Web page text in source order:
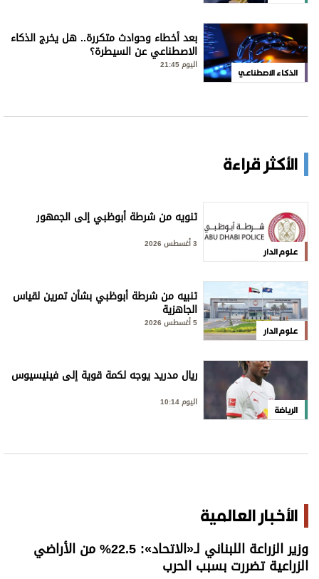
الذكاء الاصطناعي
بعد أخطاء وحوادث متكررة.. هل يخرج الذكاء
الاصطناعي عن السيطرة؟
اليوم 21:45
الأكثر قراءة
علوم الدار
تنويه من شرطة أبوظبي إلى الجمهور
علوم الدار
تنبيه من شرطة أبوظبي بشأن تمرين لقياس
الجاهزية
5 أغسطس 2026
الرياضة
ريال مدريد يوجه لكمة قوية إلى فينيسيوس
اليوم 10:14
الأخبار العالمية
وزير الزراعة اللبناني لـ«الاتحاد»: 22.5% من الأراضي
الزراعية تضررت بسبب الحرب